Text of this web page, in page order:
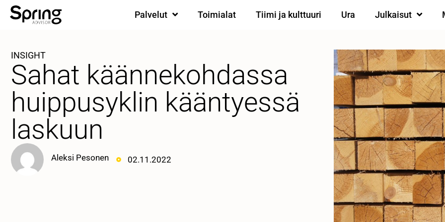
Palvelut Toimialat Tiimi ja kulttuuri Ura Julkaisut
INSIGHT
Sahat käännekohdassa
huippusyklin kääntyessä
laskuun
Aleksi Pesonen 02.11.2022